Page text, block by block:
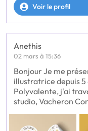
Voir le profil
Anethis
02 mars à 15:36
Bonjour Je me
illustratrice depuis
Polyvalente, j'ai
studio, Vacheron